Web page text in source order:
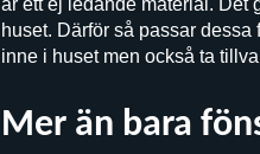
är ett ej ledande material. Det
huset. Därför så passar
inne i huset men också ta
Mer än bara